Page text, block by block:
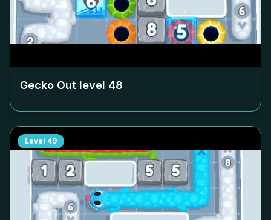
Gecko Out level 48
Level 49